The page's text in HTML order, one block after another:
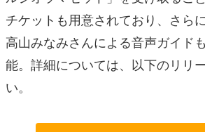
チケットも用意されており、さら
高山みなみさんによる音声ガイド
能。詳細については、以下のリリ
い。